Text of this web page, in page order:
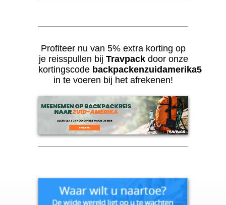
Profiteer nu van 5% extra korting op
je reisspullen bij Travpackdoor onze
kortingscode backpackenzuidamerika5
in te voeren bij het afrekenen!